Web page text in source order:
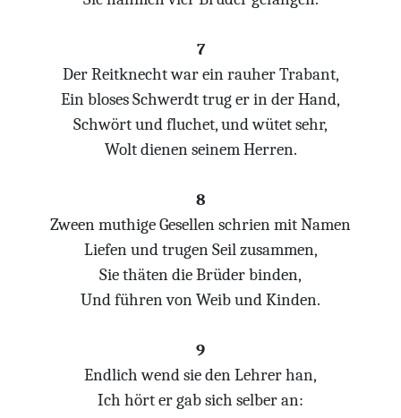
7
Der Reitknecht war ein rauher Trabant,
Ein bloses Schwerdt trug er in der Hand,
Schwört und fluchet, und wütet sehr,
Wolt dienen seinem Herren.
8
Zween muthige Gesellen schrien mit Namen
Liefen und trugen Seil zusammen,
Sie thäten die Brüder binden,
Und führen von Weib und Kinden.
9
Endlich wend sie den Lehrer han,
Ich hört er gab sich selber an: